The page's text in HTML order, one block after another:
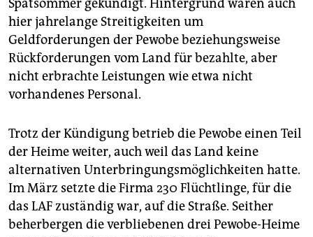
Spätsommer gekündigt. Hintergrund waren auch
hier jahrelange Streitigkeiten um
Geldforderungen der Pewobe beziehungsweise
Rückforderungen vom Land für bezahlte, aber
nicht erbrachte Leistungen wie etwa nicht
vorhandenes Personal.
Trotz der Kündigung betrieb die Pewobe einen Teil
der Heime weiter, auch weil das Land keine
alternativen Unterbringungsmöglichkeiten hatte.
Im März setzte die Firma 230 Flüchtlinge, für die
das LAF zuständig war, auf die Straße. Seither
beherbergen die verbliebenen drei Pewobe-Heime